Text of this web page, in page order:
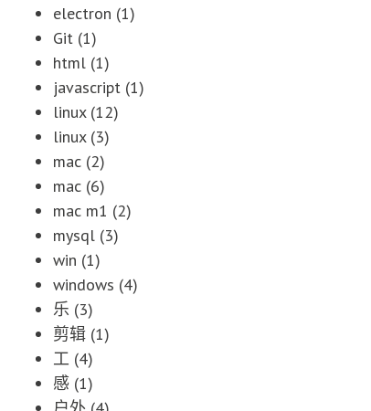
electron (1)
Git(1)
html(1)
javascript(1)
linux(12)
linux(3)
mac(2)
mac(6)
mac m1 (2)
mysql(3)
win (1)
windows (4)
乐 (3)
剪辑(1)
工 (4)
感(1)